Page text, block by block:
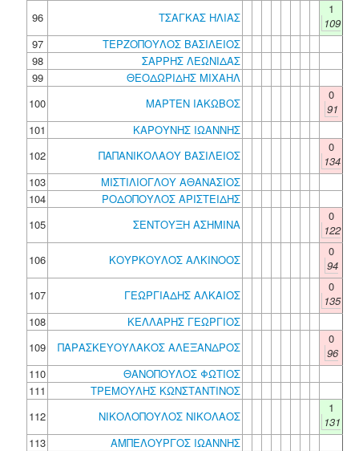
96
ΤΣΑΓΚΑΣ ΗΛΙΑΣ
1
109
97
ΤΕΡΖΟΠΟΥΛΟΣ ΒΑΣΙΛΕΙΟΣ
98
ΣΑΡΡΗΣ ΛΕΩΝΙΔΑΣ
99
ΘΕΟΔΩΡΙΔΗΣ ΜΙΧΑΗΛ
100
ΜΑΡΤΕΝ ΙΑΚΩΒΟΣ
0
91
101
ΚΑΡΟΥΝΗΣ ΙΩΑΝΝΗΣ
102
ΠΑΠΑΝΙΚΟΛΑΟΥ ΒΑΣΙΛΕΙΟΣ
0
134
103
ΜΙΣΤΙΛΙΟΓΛΟΥ ΑΘΑΝΑΣΙΟΣ
104
ΡΟΔΟΠΟΥΛΟΣ ΑΡΙΣΤΕΙΔΗΣ
105
ΣΕΝΤΟΥΞΗ ΑΣΗΜΙΝΑ
0
122
106
ΚΟΥΡΚΟΥΛΟΣ ΑΛΚΙΝΟΟΣ
0
94
107
ΓΕΩΡΓΙΑΔΗΣ ΑΛΚΑΙΟΣ
0
135
108
ΚΕΛΛΑΡΗΣ ΓΕΩΡΓΙΟΣ
109
ΠΑΡΑΣΚΕΥΟΥΛΑΚΟΣ ΑΛΕΞΑΝΔΡΟΣ
0
96
110
ΘΑΝΟΠΟΥΛΟΣ ΦΩΤΙΟΣ
111
ΤΡΕΜΟΥΛΗΣ ΚΩΝΣΤΑΝΤΙΝΟΣ
112
ΝΙΚΟΛΟΠΟΥΛΟΣ ΝΙΚΟΛΑΟΣ
1
131
113
ΑΜΠΕΛΟΥΡΓΟΣ ΙΩΑΝΝΗΣ